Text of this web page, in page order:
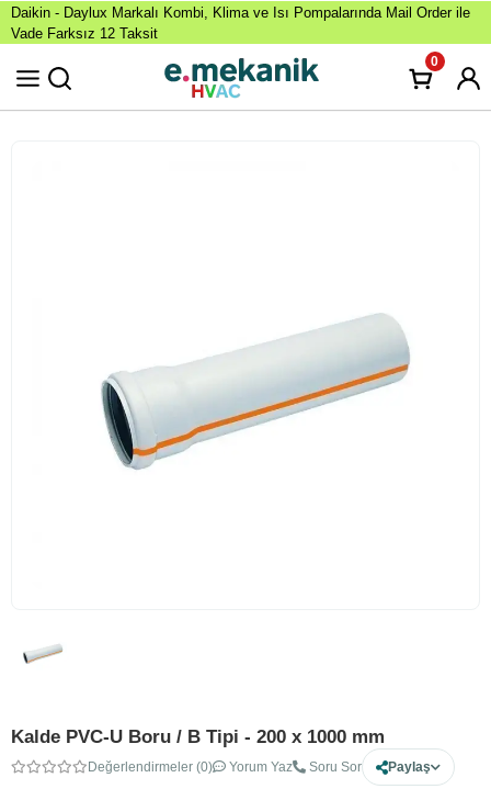
Daikin - Daylux Markalı Kombi, Klima ve Isı Pompalarında Mail Order ile
Vade Farksız 12 Taksit
0
Kalde PVC-U Boru / B Tipi - 200 x 1000 mm
Değerlendirmeler (0) Yorum Yaz Soru Sor Paylaş